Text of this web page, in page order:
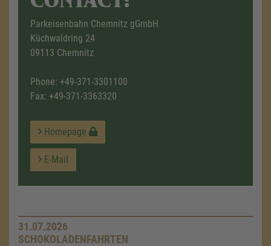
Parkeisenbahn Chemnitz gGmbH
Küchwaldring 24
09113 Chemnitz
Phone: +49-371-3301100
Fax: +49-371-3363320
Homepage
E-Mail
31.07.2026
SCHOKOLADENFAHRTEN